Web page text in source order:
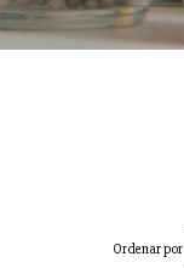
Ordenar por